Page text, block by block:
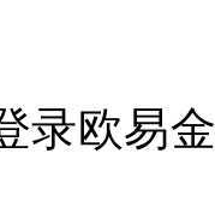
录欧易金